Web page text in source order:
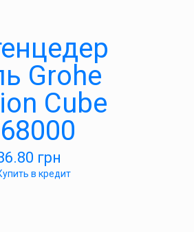
Grohe
Cube
грн
в кредит